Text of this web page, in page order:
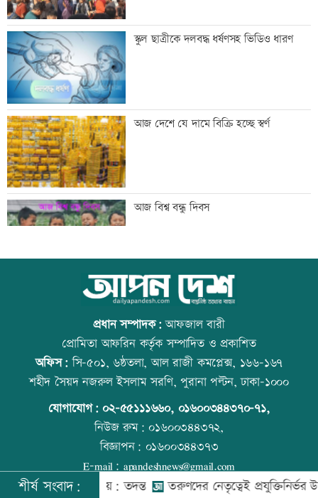
হাসিনার নির্দেশে সালাহউদ্দিন আহমদকে গুম
করা হয়: তদন্ত
তরুণদের নেতৃত্বেই প্রযুক্তিনির্ভর উন্নয়ন হবে:
তথ্যপ্রযুক্তিমন্ত্রী
লক্ষ্মীপুর জেলা প্রশাসনের ১৪ কর্মকর্তা-
কর্মচারীর বিদায়ী সংবর্ধনা
সব শর্ত মেনে নিলে হরমুজ খুলবো: ইরান
মেসির বাবা মারা গেছেন
বিএনপি গণমাধ্যমের স্বাধীনতায় বিশ্বাস করে:
প্রতিমন্ত্রী টুকু
স্কুল ছাত্রীকে দলবদ্ধ ধর্ষণসহ ভিডিও ধারণ
আজ দেশে যে দামে বিক্রি হচ্ছে স্বর্ণ
আজ বিশ্ব বন্ধু দিবস
কোরআন-হাদিসে নামাজ না পড়ার শাস্তি
উত্থান-পতনের বাজারে আজ স্বর্ণের ভরি কত
আজ স্বর্ণ-রুপা যে দামে বিক্রি হচ্ছে
প্রধান সম্পাদক:আফজাল বারী
প্রোমিতা আফরিন কর্তৃক সম্পাদিত ও প্রকাশিত
অফিস:সি-৫০১, ৬ষ্ঠতলা, আল রাজী কমপ্লেক্স, ১৬৬-১৬৭
শহীদ সৈয়দ নজরুল ইসলাম সরণি, পুরানা পল্টন, ঢাকা-১০০০
যোগাযোগ: ০২-৫৫১১১৬৬০, ০১৬০০৩৪৪৩৭০-৭১,
নিউজ রুম:০১৬০০৩৪৪৩৭২,
বিজ্ঞাপন: ০১৬০০৩৪৪৩৭৩
E-mail: apandeshnews@gmail.com
শীর্ষ সংবাদ:
গুম করা হয়: তদন্ত তরুণদের নেতৃত্বেই প্রযুক্তিনির্ভর উন্নয়ন হবে: